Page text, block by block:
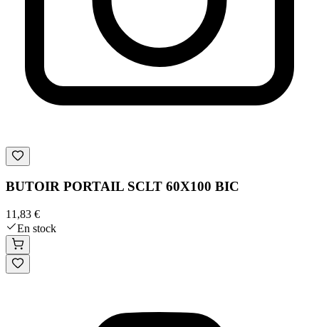
BUTOIR PORTAIL SCLT 60X100 BIC
11,83 €
En stock